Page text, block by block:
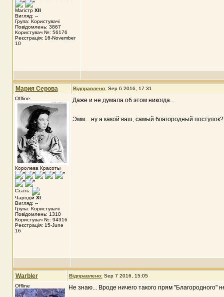
Магістр XII
Вигляд: --
Група: Користувачі
Повідомлень: 3867
Користувач №: 56176
Реєстрація: 16-November
10
Мария Серова Відправлено: Sep 6 2016, 17:31
Offline
Королева Красоты
Стать:
Чародій XI
Вигляд: --
Група: Користувачі
Повідомлень: 1310
Користувач №: 94316
Реєстрація: 15-June
16
Даже и не думала об этом никогда...
Эмм... ну а какой ваш, самый благородный поступок?
Warbler Відправлено: Sep 7 2016, 15:05
Offline
Не знаю... Вроде ничего такого прям